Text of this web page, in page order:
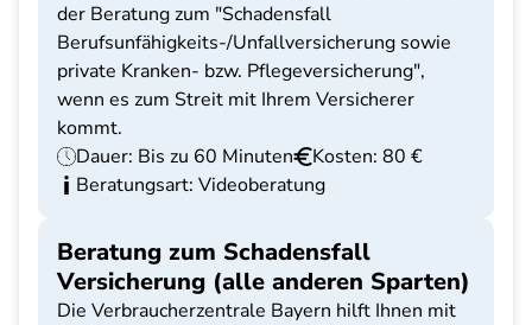
der Beratung zum "Schadensfall
Berufsunfähigkeits-/Unfallversicherung sowie
private Kranken- bzw. Pflegeversicherung",
wenn es zum Streit mit Ihrem Versicherer
kommt.
Dauer: Bis zu 60 Minuten
Kosten: 80 €
Beratungsart: Videoberatung
Beratung zum Schadensfall
Versicherung (alle anderen Sparten)
Die Verbraucherzentrale Bayern hilft Ihnen mit